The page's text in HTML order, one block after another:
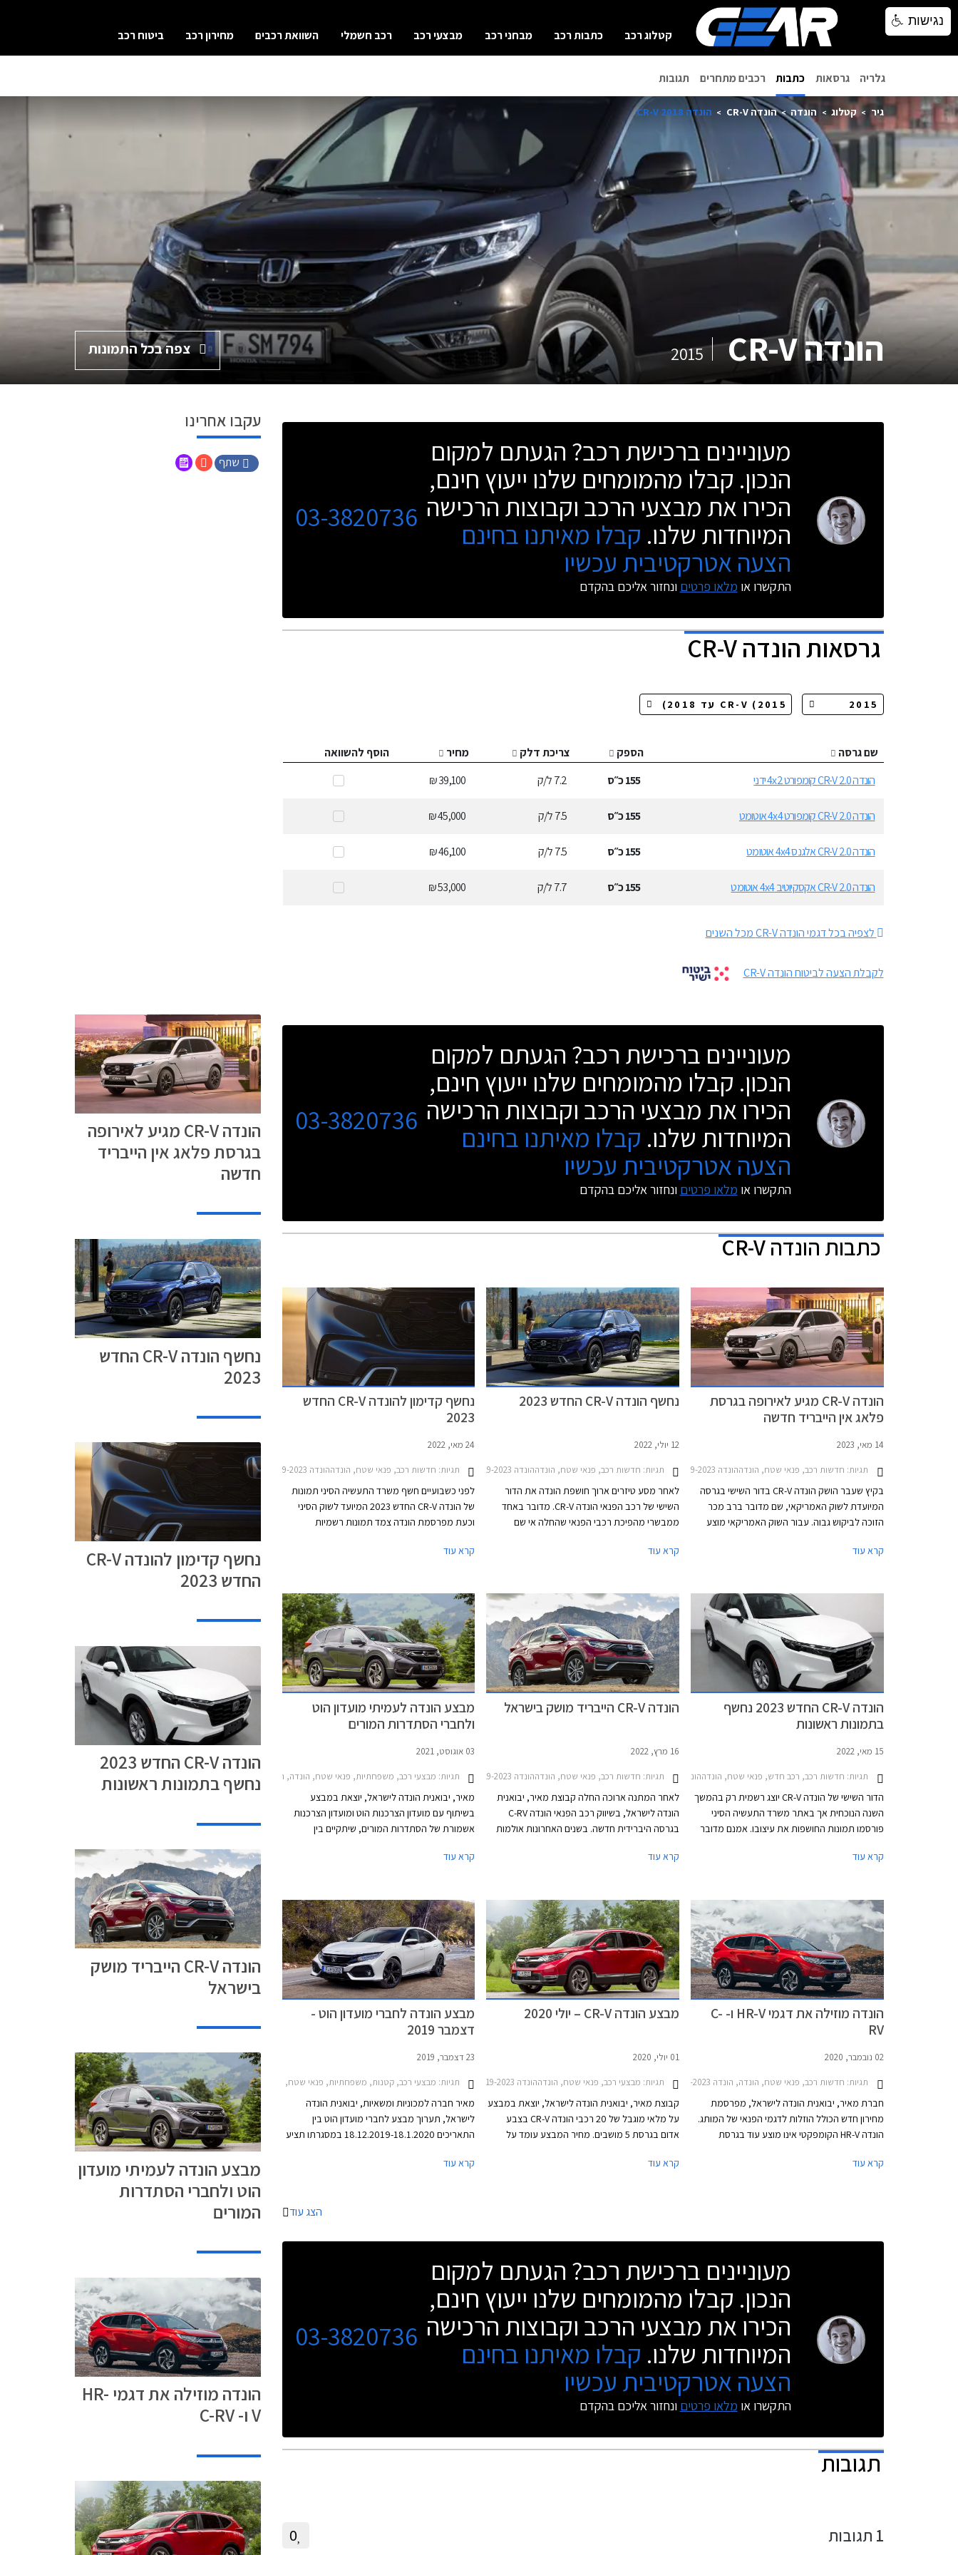
קטלוג רכב כתבות רכב מבחני רכב מבצעי רכב רכב חשמלי השוואת רכבים מחירון רכב ביטוח רכב
גלריה גרסאות כתבות רכבים מתחרים תגובות
גיר קטלוג הונדה הונדה CR-V הונדה CR-V 2018
הונדה CR-V 2015 צפה בכל התמונות
מעוניינים ברכישת רכב? הגעתם למקום
הנכון. קבלו מהמומחים שלנו ייעוץ חינם,
הכירו את מבצעי הרכב וקבוצות הרכישה
המיוחדות שלנו. קבלו מאיתנו בחינם
הצעה אטרקטיבית עכשיו
התקשרו או מלאו פרטים ונחזור אליכם בהקדם
03-3820736
גרסאותהונדה CR-V
שם גרסה הספק צריכת דלק מחיר
הוסף להשוואה
הונדה CR-V 2.0 קומפורט 4x2 ידני
155כ״ס 7.2ל/ק 39,100 ₪
הונדה CR-V 2.0 קומפורט 4x4 אוטומט 155כ״ס 7.5ל/ק 45,000 ₪
הונדה CR-V 2.0 אלגנס 4x4 אוטומט 155כ״ס 7.5ל/ק 46,100 ₪
הונדה CR-V 2.0 אקסקיוטיב 4x4 אוטומט 155כ״ס 7.7ל/ק 53,000 ₪
לצפיה בכל דגמי הונדה CR-V מכל השנים
לקבלת הצעה לביטוח הונדה CR-V
עקבו אחרינו
שתף
מעוניינים ברכישת רכב? הגעתם למקום
הנכון. קבלו מהמומחים שלנו ייעוץ חינם,
הכירו את מבצעי הרכב וקבוצות הרכישה
המיוחדות שלנו. קבלו מאיתנו בחינם
הצעה אטרקטיבית עכשיו
התקשרו או מלאו פרטים ונחזור אליכם בהקדם
03-3820736
כתבותהונדה CR-V
הונדה CR-V מגיע לאירופה בגרסת
פלאג אין הייבריד חדשה
14 מאי, 2023
תגיות: חדשות רכב, פנאי שטח, הונדההונדה CR-V 2019-2023
בקיץ שעבר הושק הונדה CR-V בדור השישי בגרסה
המיועדת לשוק האמריקאי, שם מדובר ברב מכר
הזוכה לביקוש גבוה. עבור השוק האמריקאי מוצע
וגם בגרסה היברידית שקיבלה את יחידת ההנעה
האירופאים בגרסה היברידית נטענת חדשה לצד
הגרסה ההיברידית הסטנדרטית.
קרא עוד
נחשף הונדה CR-V החדש 2023
12 יולי, 2022
תגיות: חדשות רכב, פנאי שטח, הונדההונדה CR-V 2019-2023
לאחר מסע טיזרים ארוך חושפת הונדה את הדור
השישי של רכב הפנאי הונדה CR-V. מדובר באחד
ממבשרי מהפיכת רכבי הפנאי שהחלה אי שם
קרא עוד
נחשף קדימון להונדה CR-V החדש
2023
24 מאי, 2022
תגיות: חדשות רכב, פנאי שטח, הונדההונדה CR-V 2019-2023
לפני כשבועיים חשף משרד התעשיה הסיני תמונות
של הונדה CR-V החדש 2023 המיועד לשוק הסיני
וכעת מפרסמת הונדה צמד תמונות רשמיות
רכב הפנאי ומאשרות שגם בשאר השווקים העיצוב
הסתיו.
קרא עוד
הונדה CR-V החדש 2023 נחשף
בתמונות ראשונות
15 מאי, 2022
תגיות: חדשות רכב, רכב חדש, פנאי שטח, הונדההונדה CR-V 2019-2023
הדור השישי של הונדה CR-V יוצג רשמית רק בהמשך
השנה הנוכחית אך באתר משרד התעשיה הסיני
פורסמו תמונות החושפות את עיצובו. אמנם מדובר
להניח כי כך יראה הדגם בכל השווקים.
קרא עוד
הונדה CR-V הייבריד מושק בישראל
16 מרץ, 2022
תגיות: חדשות רכב, פנאי שטח, הונדההונדה CR-V 2019-2023
לאחר המתנה ארוכה החלה קבוצת מאיר, יבואנית
הונדה לישראל, בשיווק רכב הפנאי הונדה C-RV
בגרסה היברידית חדשה. בשנים האחרונות אולמות
אקורד לא משווקת במחוזותינו כבר שנים ארוכות,
בהמתנה לדור הבא שכבר נחשף. היום משווקת
הונדה בישראל את הג'אז הקטנה ואת גרסת
ההאצ'בק של הסיוויק שתוחלף בקרוב גם היא. עתה
מצטרף אליהן הונדה CR-V הייבריד שיחליף את
גרסאות הבנזין ששיווקן הופסק בסוף השנה שעברה.
קרא עוד
מבצע הונדה לעמיתי מועדון הוט
ולחברי הסתדרות המורים
03 אוגוסט, 2021
תגיות: מבצעי רכב, משפחתיות, פנאי שטח, הונדה, הונדה CR-V 2019-2023, הונדה HR-V 2018-2021הונדה סיוויק 5 דלתות 2017-2022
מאיר, יבואנית הונדה לישראל, יוצאת במבצע
בשיתוף עם מועדון הצרכנות הוט ומועדון הצרכנות
אשמורת של הסתדרות המורים, שיתקיים בין
המבצע יוצעו לרוכשים הנחות ממחיר המחירון,
קרא עוד
הונדה מוזילה את דגמי HR-V ו- C-
RV
02 נובמבר, 2020
תגיות: חדשות רכב, פנאי שטח, הונדה, הונדה CR-V 2019-2023, הונדה HR-V 2018-2021מחירון רכב
חברת מאיר, יבואנית הונדה לישראל, מפרסמת
מחירון חדש הכולל הוזלות לדגמי הפנאי של המותג.
הונדה HR-V הקומפקטי אינו מוצע עוד בגרסת
קרא עוד
מבצע הונדה CR-V – יולי 2020
01 יולי, 2020
תגיות: מבצעי רכב, פנאי שטח, הונדההונדה CR-V 2019-2023
קבוצת מאיר, יבואנית הונדה לישראל, יוצאת במבצע
על מלאי מוגבל של 20 רכבי הונדה CR-V בצבע
אדום בגרסת 5 מושבים. מחיר המבצע עומד על
המחירון.
קרא עוד
מבצע הונדה לחברי מועדון הוט -
דצמבר 2019
23 דצמבר, 2019
תגיות: מבצעי רכב, קטנות, משפחתיות, פנאי שטח, הונדה, הונדה CR-V 2019-2023, הונדה HR-V 2018-2021, הונדה סיוויק 5 דלתות 2017-2022הונדה ג'אז 2015-2020
מאיר חברה למכוניות ומשאיות, יבואנית הונדה
לישראל, תערוך מבצע לחברי מועדון הוט בין
התאריכים 18.12.2019-18.1.2020 במסגרתו תציע
קרא עוד
הצג עוד
מעוניינים ברכישת רכב? הגעתם למקום
הנכון. קבלו מהמומחים שלנו ייעוץ חינם,
הכירו את מבצעי הרכב וקבוצות הרכישה
המיוחדות שלנו. קבלו מאיתנו בחינם
הצעה אטרקטיבית עכשיו
התקשרו או מלאו פרטים ונחזור אליכם בהקדם
03-3820736
תגובות
1 תגובות 0
הונדה CR-V מגיע לאירופה
בגרסת פלאג אין הייבריד
חדשה
נחשף הונדה CR-V החדש
2023
נחשף קדימון להונדה CR-V
החדש 2023
הונדה CR-V החדש 2023
נחשף בתמונות ראשונות
הונדה CR-V הייבריד מושק
בישראל
מבצע הונדה לעמיתי מועדון
הוט ולחברי הסתדרות
המורים
הונדה מוזילה את דגמי HR-
V ו- C-RV
נגישות
נגישות